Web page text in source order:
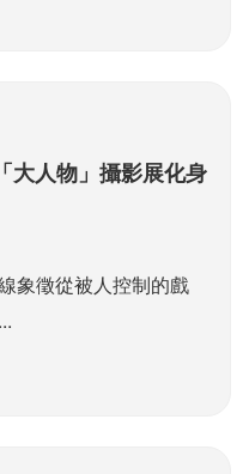
大人物」攝影展化身
象徵從被人控制的戲